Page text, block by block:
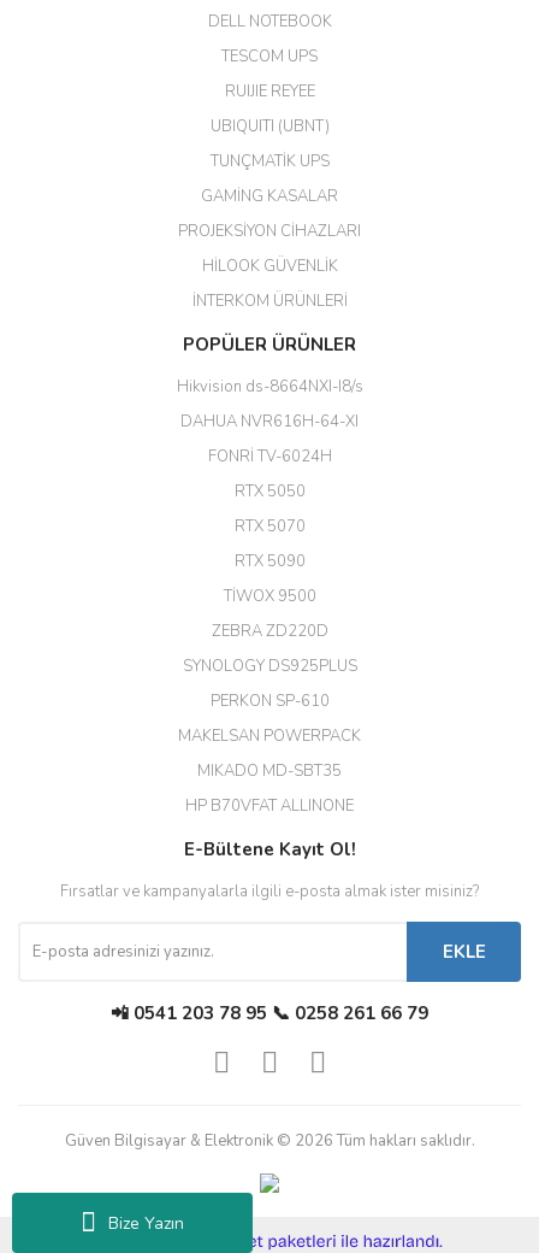
Bize Yazın
Her şey için teşekkür ederim çok
Erdal Cingöz | 07/02/2026
Başarılı. Bu vasıfta bir ürünü bu
kadar uygun fiyata bulabilmek
büyük şans. Güvenliticaret
(HIKVISION DS-3E0326P-E/M(B)
EROL ÇAKMAK | 26/12/2025
DELL NOTEBOOK
TESCOM UPS
RUIJIE REYEE
UBIQUITI (UBNT)
TUNÇMATİK UPS
GAMİNG KASALAR
PROJEKSİYON CİHAZLARI
HİLOOK GÜVENLİK
İNTERKOM ÜRÜNLERİ
POPÜLER ÜRÜNLER
Hikvision ds-8664NXI-I8/s
DAHUA NVR616H-64-XI
FONRİ TV-6024H
RTX 5050
RTX 5070
RTX 5090
TİWOX 9500
ZEBRA ZD220D
SYNOLOGY DS925PLUS
PERKON SP-610
MAKELSAN POWERPACK
MIKADO MD-SBT35
HP B70VFAT ALLINONE
E-Bültene Kayıt Ol!
Fırsatlar ve kampanyalarla ilgili e-posta almak ister misiniz?
EKLE
📲 0541 203 78 95 📞 0258 261 66 79
Güven Bilgisayar & Elektronik © 2026 Tüm hakları saklıdır.
e-